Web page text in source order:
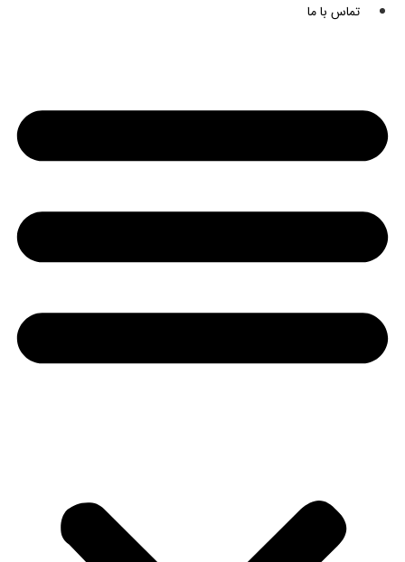
تماس با ما